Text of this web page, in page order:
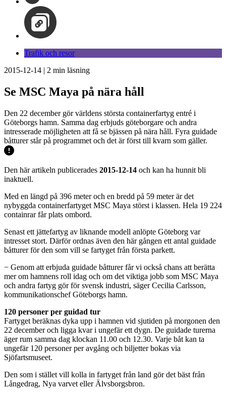
Trafik och resor
2015-12-14 | 2 min läsning
Se MSC Maya på nära håll
Den 22 december gör världens största containerfartyg entré i
Göteborgs hamn. Samma dag erbjuds göteborgare och andra
intresserade möjligheten att få se bjässen på nära håll. Fyra guidade
båtturer står på programmet och det är först till kvarn som gäller.
Den här artikeln publicerades 2015-12-14 och kan ha hunnit bli
inaktuell.
Med en längd på 396 meter och en bredd på 59 meter är det
nybyggda containerfartyget MSC Maya störst i klassen. Hela 19 224
containrar får plats ombord.
Senast ett jättefartyg av liknande modell anlöpte Göteborg var
intresset stort. Därför ordnas även den här gången ett antal guidade
båtturer för den som vill se fartyget från första parkett.
− Genom att erbjuda guidade båtturer får vi också chans att berätta
mer om hamnens roll idag och om det viktiga jobb som MSC Maya
och andra fartyg gör för svensk industri, säger Cecilia Carlsson,
kommunikationschef Göteborgs hamn.
120 personer per guidad tur
Fartyget beräknas dyka upp i hamnen vid sjutiden på morgonen den
22 december och ligga kvar i ungefär ett dygn. De guidade turerna
äger rum samma dag klockan 11.00 och 12.30. Varje båt kan ta
ungefär 120 personer per avgång och biljetter bokas via
Sjöfartsmuseet.
Den som i stället vill kolla in fartyget från land gör det bäst från
Långedrag, Nya varvet eller Älvsborgsbron.